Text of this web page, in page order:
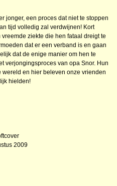
jonger, een proces dat niet te stoppen
tijd volledig zal verdwijnen! Kort
ziekte die hen fataal dreigt te
dat er een verband is en gaan
dat de enige manier om hen te
verjongingsproces van opa Snor. Hun
en hier beleven onze vrienden
hielden!
2009